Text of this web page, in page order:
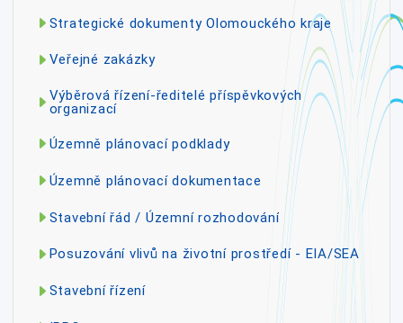
Strategické dokumenty Olomouckého kraje
Veřejné zakázky
Výběrová řízení-ředitelé příspěvkových
organizací
Územně plánovací podklady
Územně plánovací dokumentace
Stavební řád / Územní rozhodování
Posuzování vlivů na životní prostředí - EIA/SEA
Stavební řízení